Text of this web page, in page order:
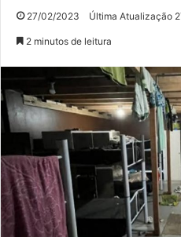
27/02/2023 Última Atualização
2 minutos de leitura